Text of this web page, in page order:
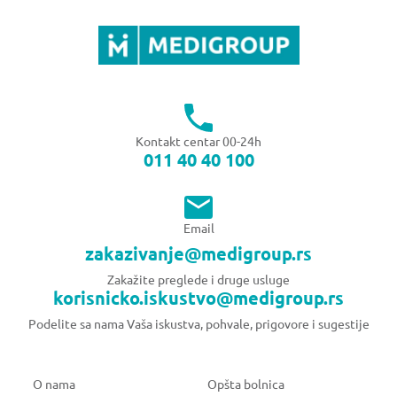
Kontakt centar 00-24h
011 40 40 100
Email
zakazivanje@medigroup.rs
Zakažite preglede i druge usluge
korisnicko.iskustvo@medigroup.rs
Podelite sa nama Vaša iskustva, pohvale, prigovore i sugestije
O nama Opšta bolnica